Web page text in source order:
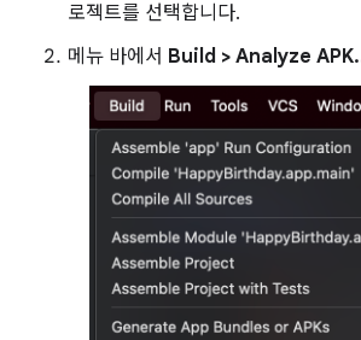
로젝트를 선택합니다.
메뉴 바에서 Build > Analyze